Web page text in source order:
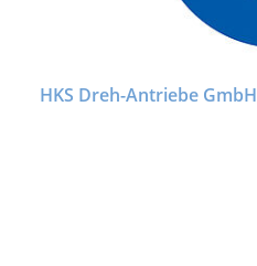
HKS Dreh-Antriebe GmbH